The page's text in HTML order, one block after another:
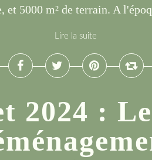
et 5000 m² de terrain. A
Lire la suite
2024 :